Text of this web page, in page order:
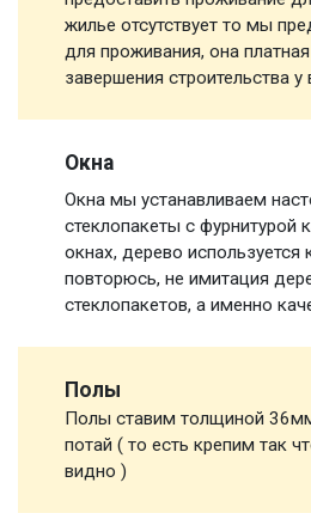
жилье отсутствует то мы
для проживания, она
завершения строительства у
Окна
Окна мы устанавливаем
стеклопакеты с фурнитурой
окнах, дерево используется
повторюсь, не имитация
стеклопакетов, а именно
Полы
Полы ставим толщиной
потай ( то есть крепим так
видно )